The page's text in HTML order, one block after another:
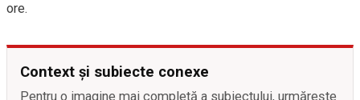
ore.
Context și subiecte conexe
Pentru o imagine mai completă a subiectului, urmărește